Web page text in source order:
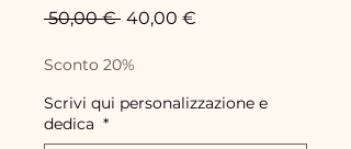
50,00 € Standardpreis
40,00 €
Sconto 20%
Scrivi qui personalizzazione e
dedica *